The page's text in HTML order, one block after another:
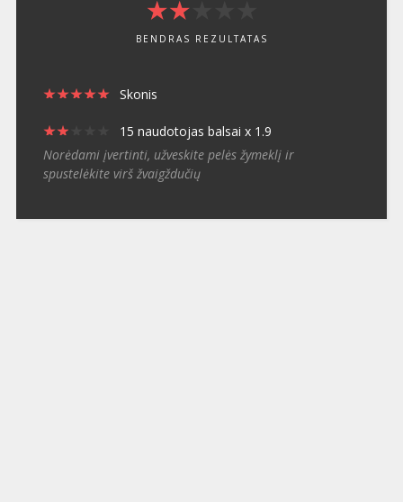
★★
★★
BENDRAS REZULTATAS
★★★★★
★★★★★ Skonis
★★
★★
15 naudotojas balsai x 1.9
Norėdami įvertinti, užveskite pelės žymeklį ir
spustelėkite virš žvaigždučių